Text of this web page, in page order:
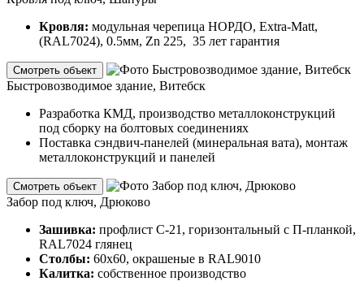
Кровля: модульная черепица НОРДО, Extra-Matt,
(RAL7024), 0.5мм, Zn 225, 35 лет гарантия
Смотреть объект
Быстровозводимое здание, Витебск
Разработка КМД, производство металлоконструкций
под сборку на болтовых соединениях
Поставка сэндвич-панелей (минеральная вата), монтаж
металлоконструкций и панелей
Смотреть объект
Забор под ключ, Дрюково
Зашивка: профлист С-21, горизонтальный с П-планкой,
RAL7024 глянец
Столбы: 60х60, окрашеные в RAL9010
Калитка: собственное производство